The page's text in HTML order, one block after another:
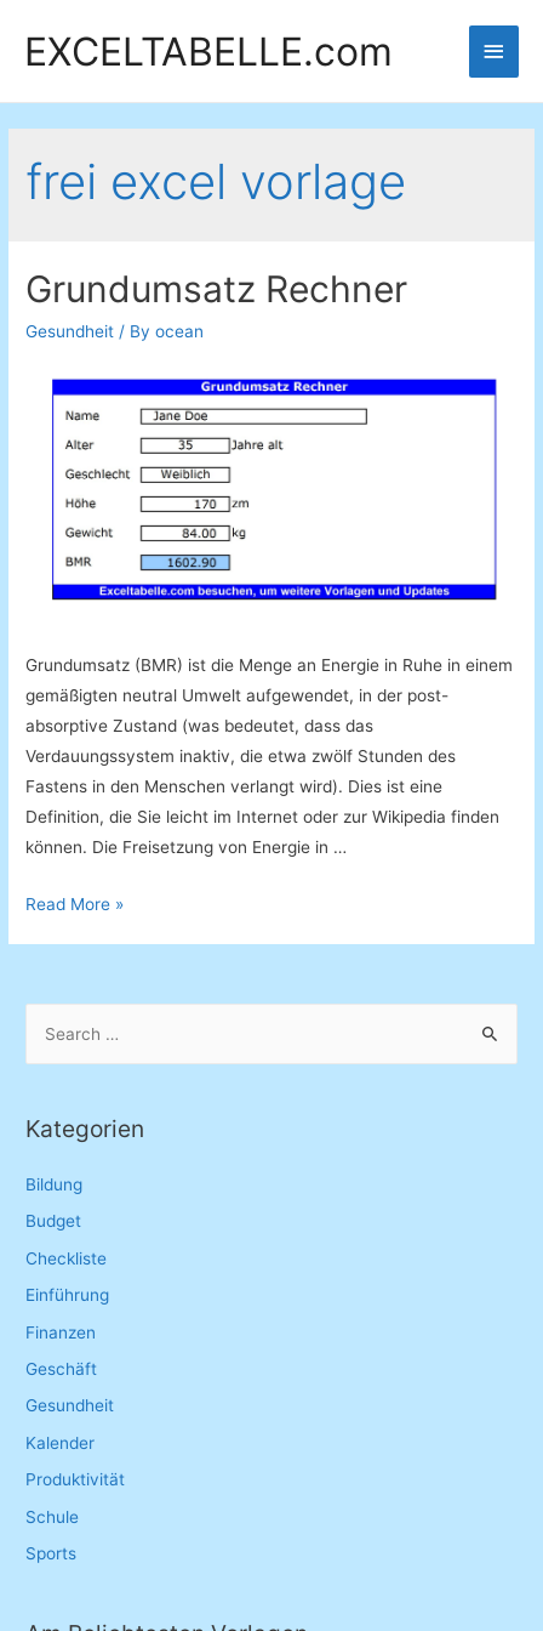
EXCELTABELLE.com
Main
frei excel vorlage
Grundumsatz Rechner
Gesundheit / Byocean
Grundumsatz (BMR) ist die Menge an Energie in Ruhe in einem
gemäßigten neutral Umwelt aufgewendet, in der post-
absorptive Zustand (was bedeutet, dass das
Verdauungssystem inaktiv, die etwa zwölf Stunden des
Fastens in den Menschen verlangt wird). Dies ist eine
Definition, die Sie leicht im Internet oder zur Wikipedia finden
können. Die Freisetzung von Energie in …
Grundumsatz
Read More »
r
h
f
o
Kategorien
Bildung
Budget
Checkliste
Einführung
Finanzen
Geschäft
Gesundheit
Kalender
Produktivität
Schule
Sports